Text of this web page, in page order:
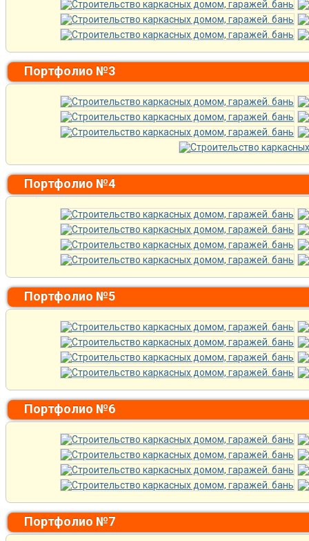
Портфолио №3
Портфолио №4
Портфолио №5
Портфолио №6
Портфолио №7